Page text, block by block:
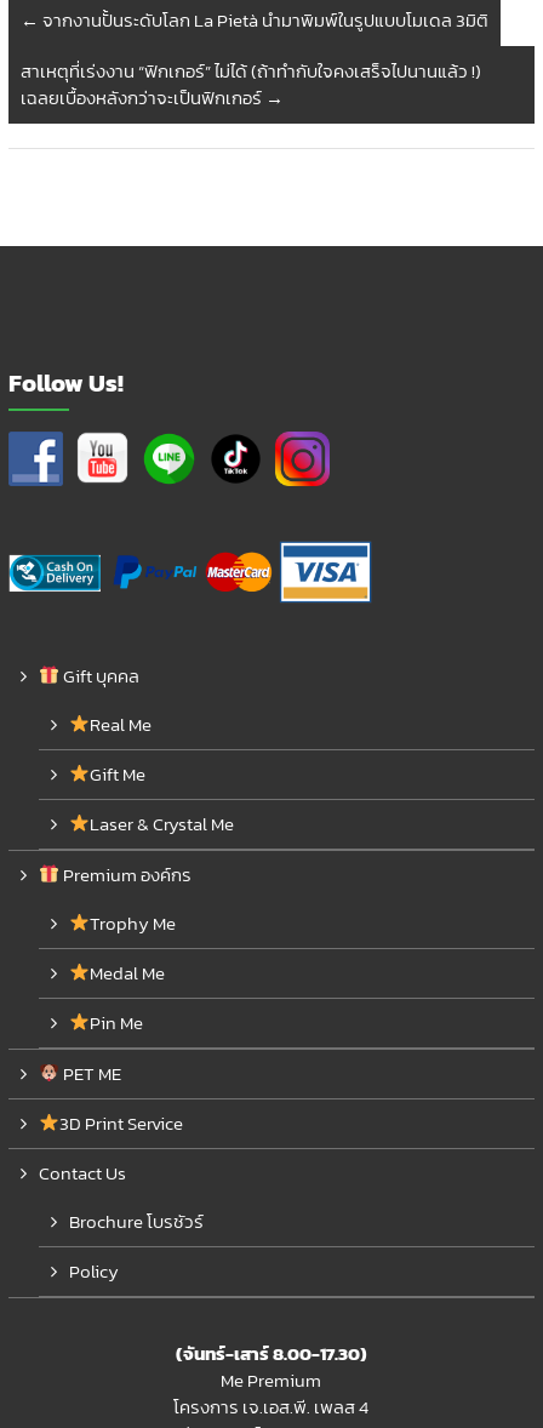
← จากงานปั้นระดับโลก La Pietà นำมาพิมพ์ในรูปแบบโมเดล 3มิติ
สาเหตุที่เร่งงาน “ฟิกเกอร์” ไม่ได้ (ถ้าทำกับใจคงเสร็จไปนานแล้ว !)
เฉลยเบื้องหลังกว่าจะเป็นฟิกเกอร์ →
Follow Us!
Gift บุคคล
Real Me
Gift Me
Laser & Crystal Me
Premium องค์กร
Trophy Me
Medal Me
Pin Me
PET ME
3D Print Service
Contact Us
Brochure โบรชัวร์
Policy
(จันทร์-เสาร์ 8.00-17.30)
Me Premium
โครงการ เจ.เอส.พี. เพลส 4